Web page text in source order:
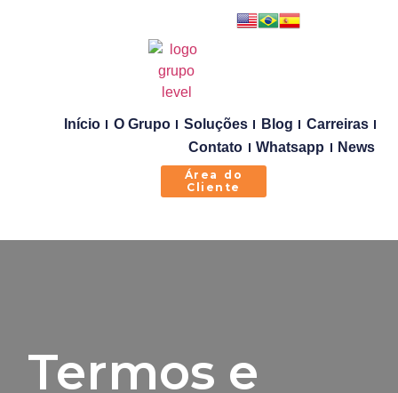
Início O Grupo Soluções Blog
Carreiras
Contato
Whatsapp News
Área do
Cliente
Termos e